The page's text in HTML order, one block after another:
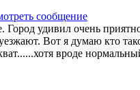
удивил очень
Вот я думаю кто
вроде